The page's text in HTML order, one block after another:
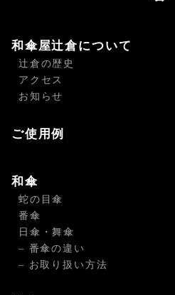
和傘屋辻倉について
辻倉の歴史
アクセス
お知らせ
ご使用例
和傘
蛇の目傘
番傘
日傘・舞傘
– 番傘の違い
– お取り扱い方法